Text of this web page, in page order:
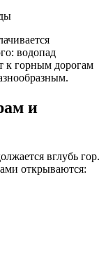
водопад
к горным дорогам
и
вглубь гор.
открываются: